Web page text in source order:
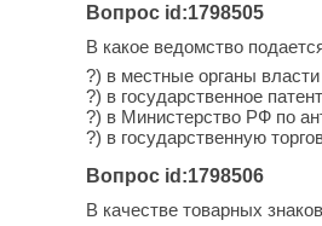
Вопрос id:1798505
В какое ведомство
?) в местные органы власти
?) в государственное
?) в Министерство РФ по
?) в государственную
Вопрос id:1798506
В качестве товарных